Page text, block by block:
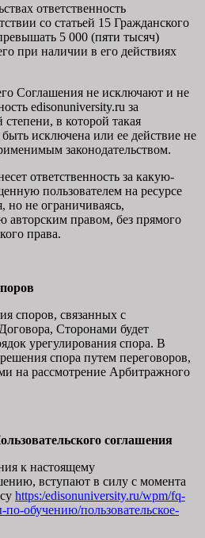
ответственность
со статьей 15 Гражданского
5 000 (пяти тысяч)
при наличии в его действиях
Соглашения не исключают и не
edisonuniversity.ru за
в которой такая
исключена или ее действие не
законодательством.
ответственность за какую-
пользователем на ресурсе
но не ограничиваясь,
правом, без прямого
права.
споров, связанных с
Сторонами будет
урегулирования спора. В
спора путем переговоров,
на рассмотрение Арбитражного
соглашения
к настоящему
вступают в силу с момента
https:/edisonuniversity.ru/wpm/fq-
по-обучению/пользовательское-